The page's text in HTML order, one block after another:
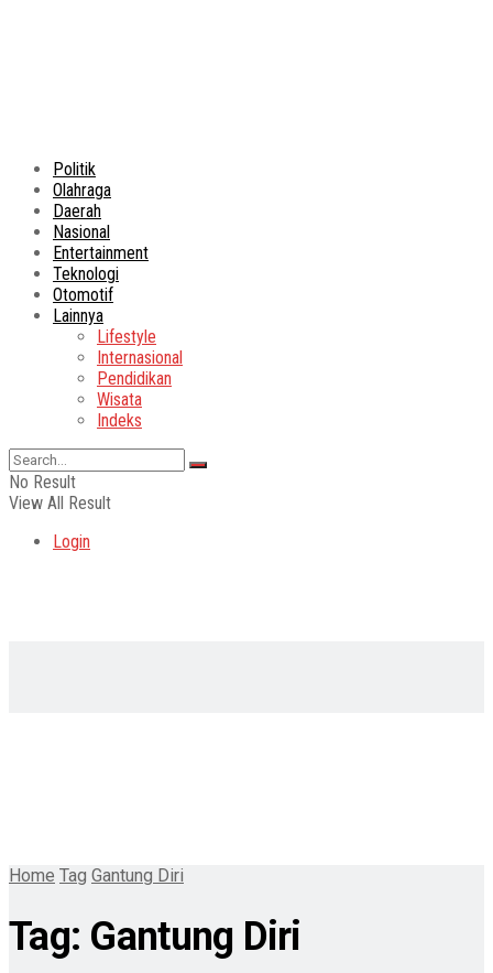
Politik
Olahraga
Daerah
Nasional
Entertainment
Teknologi
Otomotif
Lainnya
Lifestyle
Internasional
Pendidikan
Wisata
Indeks
No Result
View All Result
Login
Home Tag Gantung Diri
Tag: Gantung Diri